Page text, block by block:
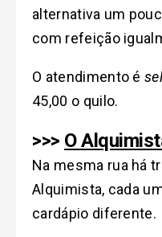
alternativa um
com refeição
O atendimento é
45,00 o quilo.
>>> O
Na mesma rua há
Alquimista, cada
cardápio diferente.